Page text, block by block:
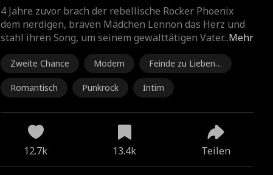
Mehr
4 Jahre zuvor brach der rebellische Rocker Phoenix
dem nerdigen, braven Mädchen Lennon das Herz und
stahl ihren Song, um seinem gewalttätigen Vater...
Zweite Chance Modern
Feinde zu Liebend
en
Romantisch Punkrock Intim
12.7k 13.4k Teilen